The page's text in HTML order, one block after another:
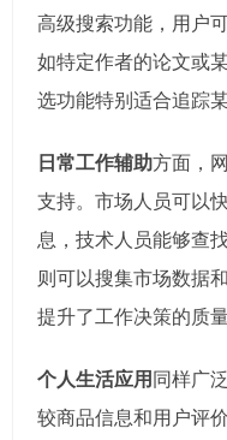
高级搜索功能，用户
如特定作者的论文或
选功能特别适合追踪
日常工作辅助方面，
支持。市场人员可以
息，技术人员能够查
则可以搜集市场数据
提升了工作决策的质量
个人生活应用同样广
较商品信息和用户评